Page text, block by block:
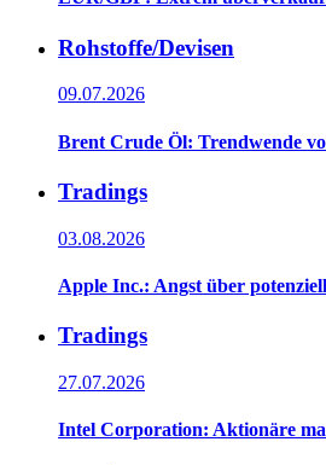
Rohstoffe/Devisen
09.07.2026
Brent Crude Öl: Trendwende
Tradings
03.08.2026
Apple Inc.: Angst über
Tradings
27.07.2026
Intel Corporation: Aktionäre